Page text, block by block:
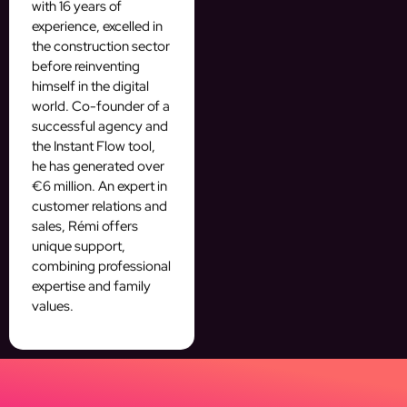
with 16 years of
experience, excelled in
the construction sector
before reinventing
himself in the digital
world. Co-founder of a
successful agency and
the Instant Flow tool,
he has generated over
€6 million. An expert in
customer relations and
sales, Rémi offers
unique support,
combining professional
expertise and family
values.